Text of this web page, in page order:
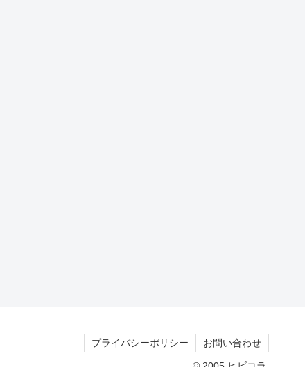
プライバシーポリシー お問い合わせ